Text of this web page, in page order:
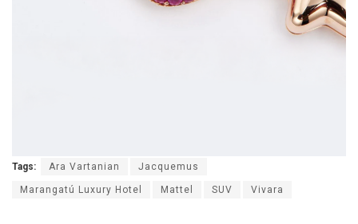
Tags: Ara Vartanian Jacquemus
Marangatú Luxury Hotel Mattel SUV Vivara